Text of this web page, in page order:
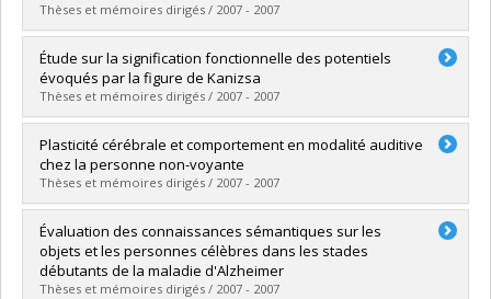
Lien vers le document dans Papyrus
Thèses et mémoires dirigés / 2007 - 2007
Graduate : Pageau Christine
Cycle :Master's
Grade :M. Sc.
Lien vers le document dans Papyrus
Étude sur la signification fonctionnelle des potentiels
évoqués par la figure de Kanizsa
Thèses et mémoires dirigés / 2007 - 2007
Graduate :Brodeur, Mathieu
Cycle :Doctoral
Grade :Ph. D.
Lien vers le document dans Papyrus
Plasticité cérébrale et comportement en modalité auditive
chez la personne non-voyante
Thèses et mémoires dirigés / 2007 - 2007
Graduate :Gougoux, Frédéric
Cycle : Doctoral
Grade :Ph. D.
Lien vers le document dans Papyrus
Évaluation des connaissances sémantiques sur les
objets et les personnes célèbres dans les stades
débutants de la maladie d'Alzheimer
Thèses et mémoires dirigés / 2007 - 2007